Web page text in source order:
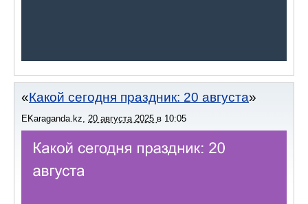
Какой сегодня праздник: 20 августа
EKaraganda.kz, 20 августа 2025 в 10:05